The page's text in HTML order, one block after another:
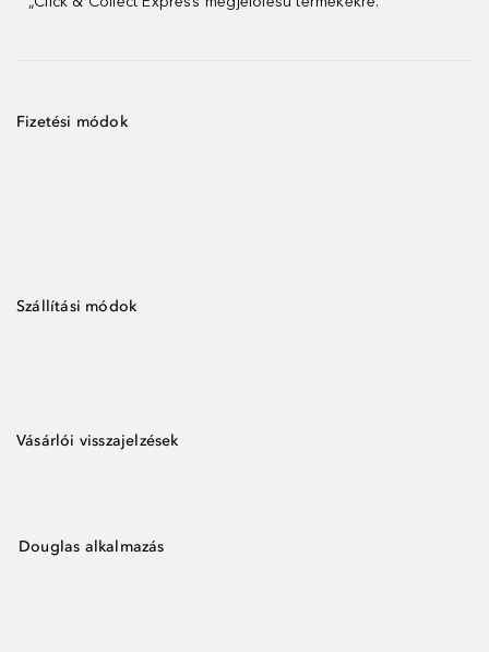
Fizetési módok
Szállítási módok
Vásárlói visszajelzések
Douglas alkalmazás